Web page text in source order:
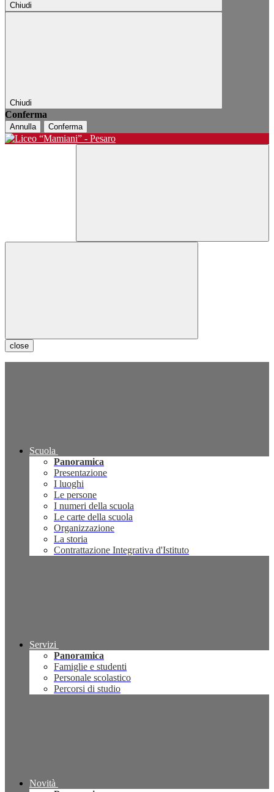
Chiudi
Chiudi
Conferma
Annulla Conferma
close
Scuola
Panoramica
Presentazione
I luoghi
Le persone
I numeri della scuola
Le carte della scuola
Organizzazione
La storia
Contrattazione Integrativa d'Istituto
Servizi
Panoramica
Famiglie e studenti
Personale scolastico
Percorsi di studio
Novità